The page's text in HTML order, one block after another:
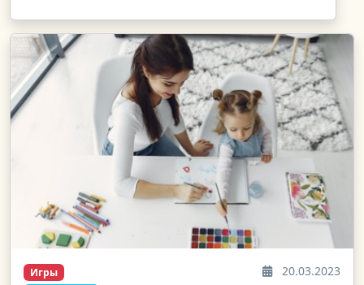
Игры 20.03.2023